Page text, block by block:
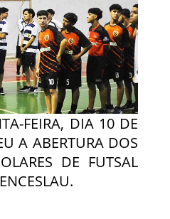
FEIRA, DIA 10 DE
A ABERTURA DOS
DE FUTSAL